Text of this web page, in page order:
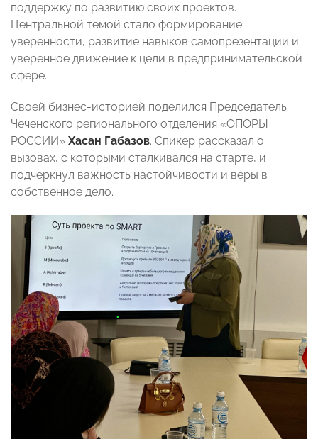
поддержку по развитию своих проектов.
Центральной темой стало формирование
уверенности, развитие навыков самопрезентации и
уверенное движение к цели в предпринимательской
сфере.
Своей бизнес-историей поделился Председатель
Чеченского регионального отделения «ОПОРЫ
РОССИИ» Хасан Габазов. Спикер рассказал о
вызовах, с которыми сталкивался на старте, и
подчеркнул важность настойчивости и веры в
собственное дело.